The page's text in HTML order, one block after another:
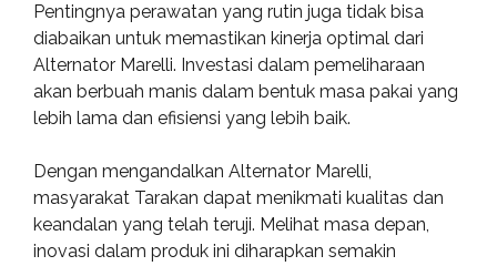
Pentingnya perawatan yang rutin juga tidak bisa
diabaikan untuk memastikan kinerja optimal dari
Alternator Marelli. Investasi dalam pemeliharaan
akan berbuah manis dalam bentuk masa pakai yang
lebih lama dan efisiensi yang lebih baik.
Dengan mengandalkan Alternator Marelli,
masyarakat Tarakan dapat menikmati kualitas dan
keandalan yang telah teruji. Melihat masa depan,
inovasi dalam produk ini diharapkan semakin